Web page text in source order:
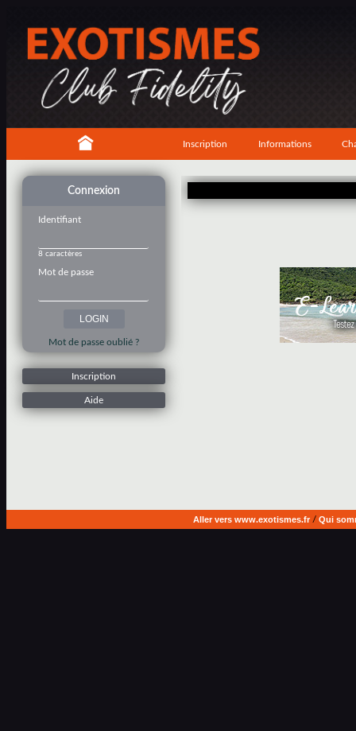
Inscription Informations
Connexion
Identifiant
8 caractères
Mot de passe
Mot de passe oublié ?
Inscription
Aide
Aller vers www.exotismes.fr/ Qui